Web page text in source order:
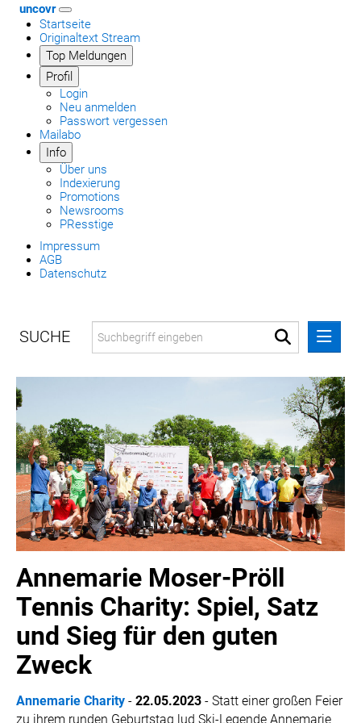
uncovr
Startseite
Originaltext Stream
Top Meldungen
Profil
Login
Neu anmelden
Passwort vergessen
Mailabo
Info
Über uns
Indexierung
Promotions
Newsrooms
PResstige
Impressum
AGB
Datenschutz
MELDUNGEN
COCA-COLA
COCA-COLA HBC ÖSTERREICH
RÖMERQUELLE
ÖSTERREICHISCHE SPORTHILFE
KESCH
SPORTS MEDIA AUSTRIA
CULINARIUS
RECYCLEMICH-INITIATIVE
VIER HOCH VIER
HANNERSBERG
Annemarie Moser-Pröll
Tennis Charity: Spiel, Satz
und Sieg für den guten
Zweck
Annemarie Charity - 22.05.2023 - Statt einer großen Feier
zu ihrem runden Geburtstag lud Ski-Legende Annemarie